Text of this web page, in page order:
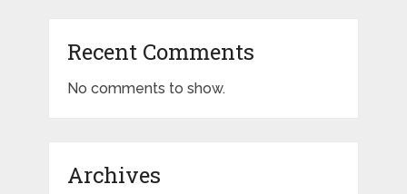
Recent Comments
No comments to show.
Archives